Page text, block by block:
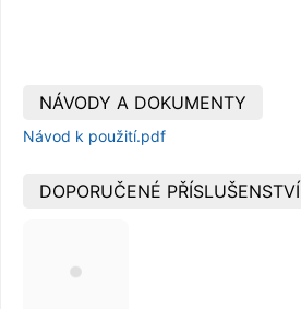
NÁVODY A DOKUMENTY
Návod k použití.pdf
DOPORUČENÉ PŘÍSLUŠENSTVÍ